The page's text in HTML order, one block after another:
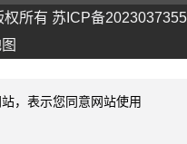
权所有 苏ICP备2023037355
，表示您同意网站使用